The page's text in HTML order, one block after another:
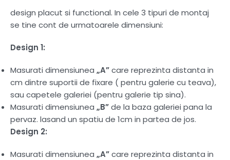
design placut si functional. In cele 3 tipuri de montaj
se tine cont de urmatoarele dimensiuni:
Design 1:
Masurati dimensiunea „A”care reprezinta distanta in
cm dintre suportii de fixare ( pentru galerie cu teava),
sau capetele galeriei (pentru galerie tip sina).
Masurati dimensiunea „B”de la baza galeriei pana la
pervaz. lasand un spatiu de 1cm in partea de jos.
Design 2:
Masurati dimensiunea „A”care reprezinta distanta in